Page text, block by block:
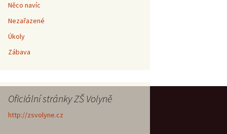
Něco navíc
Nezařazené
Úkoly
Zábava
Oficiální stránky ZŠ Volyně
http://zsvolyne.cz